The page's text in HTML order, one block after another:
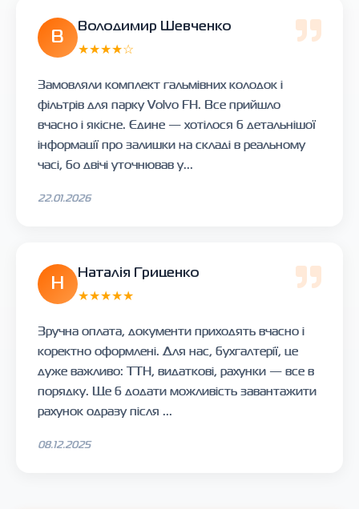
В
Володимир Шевченко
★★★★☆
Замовляли комплект гальмівних колодок і
фільтрів для парку Volvo FH. Все прийшло
вчасно і якісне. Єдине — хотілося б детальнішої
інформації про залишки на складі в реальному
часі, бо двічі уточнював у...
22.01.2026
Н
Наталія Гриценко
★★★★★
Зручна оплата, документи приходять вчасно і
коректно оформлені. Для нас, бухгалтерії, це
дуже важливо: ТТН, видаткові, рахунки — все в
порядку. Ще б додати можливість завантажити
рахунок одразу після ...
08.12.2025